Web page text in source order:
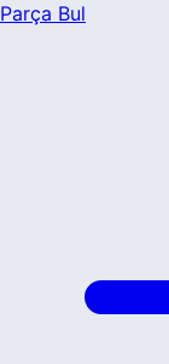
Parça Bul